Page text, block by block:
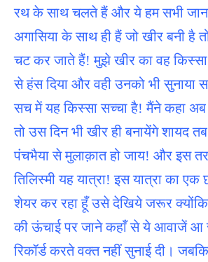
रथ के साथ चलते हैं और ये हम सभी
अगासिया के साथ ही हैं जो खीर बनी है
चट कर जाते हैं! मुझे खीर का वह किस्सा
से हंस दिया और वही उनको भी सुनाया
सच में यह किस्सा सच्चा है! मैंने कहा
तो उस दिन भी खीर ही बनायेंगे शायद
पंचभैया से मुलाक़ात हो जाय! और इस
तिलिस्मी यह यात्रा! इस यात्रा का एक
शेयर कर रहा हूँ उसे देखिये जरूर
की ऊंचाई पर जाने कहाँ से ये आवाजें आ
रिकॉर्ड करते वक्त नहीं सुनाई दी।